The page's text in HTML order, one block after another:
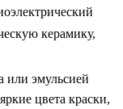
керамику,
или эмульсией
цвета краски,